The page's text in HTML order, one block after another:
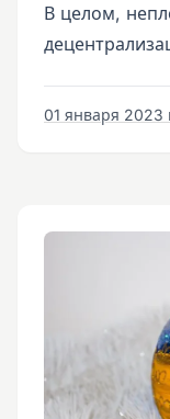
В целом,
01 января 2023